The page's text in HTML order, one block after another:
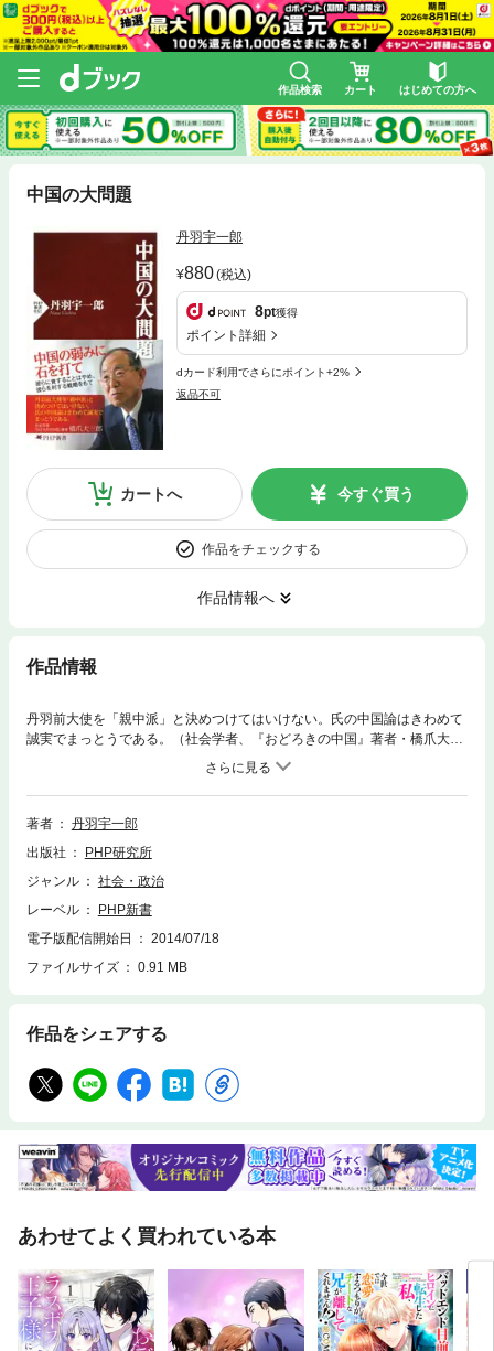
作品検索 カート はじめての方へ
中国の大問題
丹羽宇一郎
880(税込)
8pt獲得
ポイント詳細
dカード利用でさらにポイント+2%
返品不可
カートへ 今すぐ買う
作品をチェックする
作品情報へ
作品情報
丹羽前大使を「親中派」と決めつけてはいけない。氏の中国論はきわめて
誠実でまっとうである。（社会学者、『おどろきの中国』著者・橋爪大三
郎）世界一の貿易額をかさに着て、中国が驕りを見せはじめた。もはや日
本なしでもやっていけると言わんばかりに。経済的に勢いづいてはいる
が、その内実は数々の難問に直面している。拡大する都市と農村の経済格
差、国有企業の杜撰な経営体質、テロや暴動が絶えない少数民族問題、要
知られているようでいて、意外と情報は流れていない。感情論だけが先走
り、隣国を正しく見据えられていないのではないか。この状況に危機感を
て2年半。政財界トップの性質や思惑、はては国境近くの庶民や少数民族
の生活実態まで、「病める中国」の姿をつぶさに見つめた迫真のレポー
著者
丹羽宇一郎
出版社
PHP研究所
ジャンル
社会・政治
レーベル
PHP新書
電子版配信開始日
2014/07/18
ファイルサイズ
0.91 MB
作品をシェアする
あわせてよく買われている本